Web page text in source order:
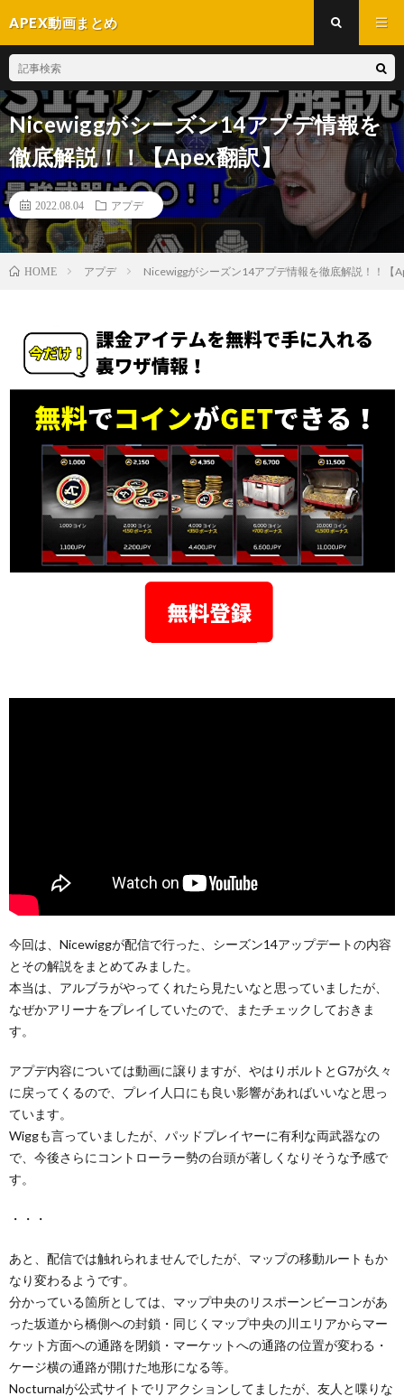
APEX動画まとめ
Nicewiggがシーズン14アプデ情報を
徹底解説！！【Apex翻訳】
2022.08.04 アプデ
HOME アプデ Nicewiggがシーズン14アプデ情報を徹底解説！！【
今回は、Nicewiggが配信で行った、シーズン14アップデートの内容
とその解説をまとめてみました。
本当は、アルブラがやってくれたら見たいなと思っていましたが、
なぜかアリーナをプレイしていたので、またチェックしておきま
す。
アプデ内容については動画に譲りますが、やはりボルトとG7が久々
に戻ってくるので、プレイ人口にも良い影響があればいいなと思っ
ています。
Wiggも言っていましたが、パッドプレイヤーに有利な両武器なの
で、今後さらにコントローラー勢の台頭が著しくなりそうな予感で
す。
・・・
あと、配信では触れられませんでしたが、マップの移動ルートもか
なり変わるようです。
分かっている箇所としては、マップ中央のリスポーンビーコンがあ
った坂道から橋側への封鎖・同じくマップ中央の川エリアからマー
ケット方面への通路を閉鎖・マーケットへの通路の位置が変わる・
ケージ横の通路が開けた地形になる等。
Nocturnalが公式サイトでリアクションしてましたが、友人と喋りな